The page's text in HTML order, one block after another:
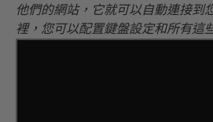
他們的網站，它就可以自動連接到
裡，您可以配置鍵盤設定和所有這